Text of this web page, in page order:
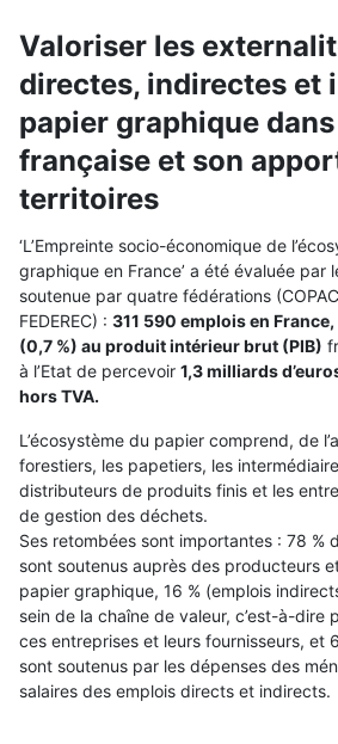
Valoriser les
directes, indirectes et
papier graphique dans
française et son
territoires
‘L’Empreinte socio-économique de
graphique en France’ a été évaluée par
soutenue par quatre fédérations
FEDEREC) : 311 590 emplois en
(0,7 %) au produit intérieur brut (PIB)
à l’Etat de percevoir 1,3 milliards
hors TVA.
L’écosystème du papier comprend, de
forestiers, les papetiers, les
distributeurs de produits finis et les
de gestion des déchets.
Ses retombées sont importantes : 78 %
sont soutenus auprès des producteurs
papier graphique, 16 % (emplois
sein de la chaîne de valeur, c’est-à-dire
ces entreprises et leurs fournisseurs, et
sont soutenus par les dépenses des
salaires des emplois directs et indirects.